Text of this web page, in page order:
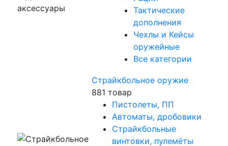
Тактические
дополнения
Чехлы и Кейсы
оружейные
Все категории
Страйкбольное оружие
881 товар
Пистолеты, ПП
Автоматы, дробовики
Страйкбольные
винтовки, пулемёты